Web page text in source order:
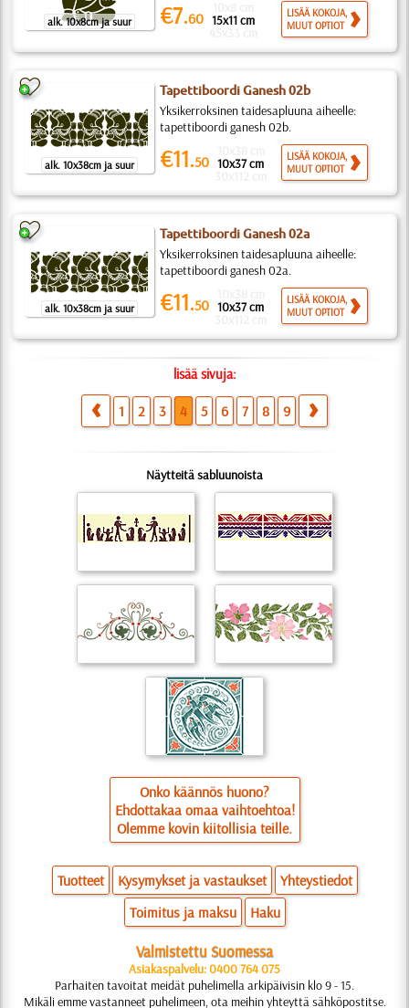
alk. 10x8cm ja suur €7.60 15x11 cm
LISÄÄ KOKOJA,
MUUT OPTIOT
alk. 10x38cm ja suur
Tapettiboordi Ganesh 02b
Yksikerroksinen taidesapluuna aiheelle:
tapettiboordi ganesh 02b.
€11.50 10x37 cm
LISÄÄ KOKOJA,
MUUT OPTIOT
alk. 10x38cm ja suur
Tapettiboordi Ganesh 02a
Yksikerroksinen taidesapluuna aiheelle:
tapettiboordi ganesh 02a.
€11.50 10x37 cm
LISÄÄ KOKOJA,
MUUT OPTIOT
lisää sivuja:
1 2 3 4 5 6 7 8 9
Näytteitä sabluunoista
Onko käännös huono?
Ehdottakaa omaa vaihtoehtoa!
Olemme kovin kiitollisia teille.
Tuotteet Kysymykset ja vastaukset
Yhteystiedot
Toimitus ja maksu
Haku
Valmistettu Suomessa
Asiakaspalvelu: 0400 764 075
Parhaiten tavoitat meidät puhelimella arkipäivisin klo 9 - 15.
Mikäli emme vastanneet puhelimeen, ota meihin yhteyttä sähköpostitse.